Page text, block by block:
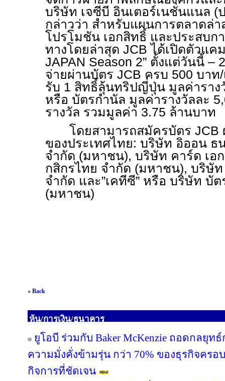
บริษัท เจซีบี อินเตอร์เนชั่นแนล (
กล่าวว่า สำหรับแผนการตลาดล่
โปรโมชัน เอกสิทธิ์ และประสบก
ทางโดยล่าสุด JCBได้เปิดตัวแค
JAPAN Season 2” ตั้งแต่วันนี้ –
จ่ายผ่านบัตร JCB ครบ 500 บาท
รับ 1 สิทธิ์ลุ้นทริปญี่ปุ่น มูลค่าราง
หรือ บัตรกำนัล มูลค่ารางวัลละ
รางวัล รวมมูลค่า 3.75 ล้านบาท
โดยสามารถสมัครบัตร JCB
ของประเทศไทย: บริษัท อิออน
จำกัด (มหาชน), บริษัท คาร์ด เอ
กสิกรไทย จำกัด (มหาชน), บริษัท
จำกัด และ”เคทีซี” หรือ บริษัท บั
(มหาชน)
« Back
หุ้น/การเงิน/ธนาคาร
ยูโอบี ร่วมกับ Baker McKenzie ถอดกลยุท
ความมั่งคั่งข้ามรุ่น กว่า 70% ของธุรกิจคร
กิจการที่ชัดเจน